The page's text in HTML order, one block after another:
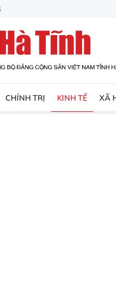
CHÍNH TRỊ KINH TẾ XÃ